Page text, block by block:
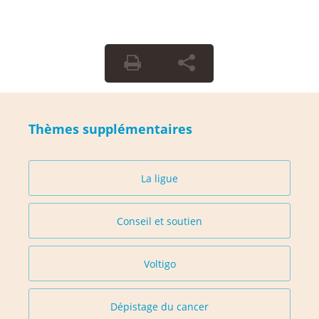
Thèmes supplémentaires
La ligue
Conseil et soutien
Voltigo
Dépistage du cancer